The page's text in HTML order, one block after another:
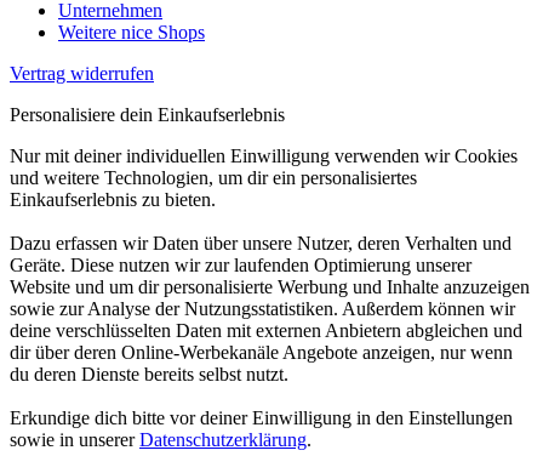
Unternehmen
Weitere nice Shops
Vertrag widerrufen
Personalisiere dein Einkaufserlebnis
Nur mit deiner individuellen Einwilligung verwenden wir Cookies
und weitere Technologien, um dir ein personalisiertes
Einkaufserlebnis zu bieten.
Dazu erfassen wir Daten über unsere Nutzer, deren Verhalten und
Geräte. Diese nutzen wir zur laufenden Optimierung unserer
Website und um dir personalisierte Werbung und Inhalte anzuzeigen
sowie zur Analyse der Nutzungsstatistiken. Außerdem können wir
deine verschlüsselten Daten mit externen Anbietern abgleichen und
dir über deren Online-Werbekanäle Angebote anzeigen, nur wenn
du deren Dienste bereits selbst nutzt.
Erkundige dich bitte vor deiner Einwilligung in den Einstellungen
sowie in unsererDatenschutzerklärung.